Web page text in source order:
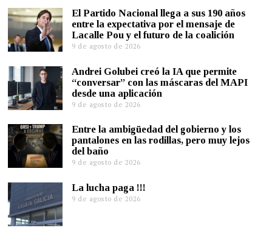
El Partido Nacional llega a sus 190 años
entre la expectativa por el mensaje de
Lacalle Pou y el futuro de la coalición
9 de agosto de 2026
Andrei Golubei creó la IA que permite
“conversar” con las máscaras del MAPI
desde una aplicación
9 de agosto de 2026
Entre la ambigüedad del gobierno y los
pantalones en las rodillas, pero muy lejos
del baño
9 de agosto de 2026
La lucha paga !!!
9 de agosto de 2026